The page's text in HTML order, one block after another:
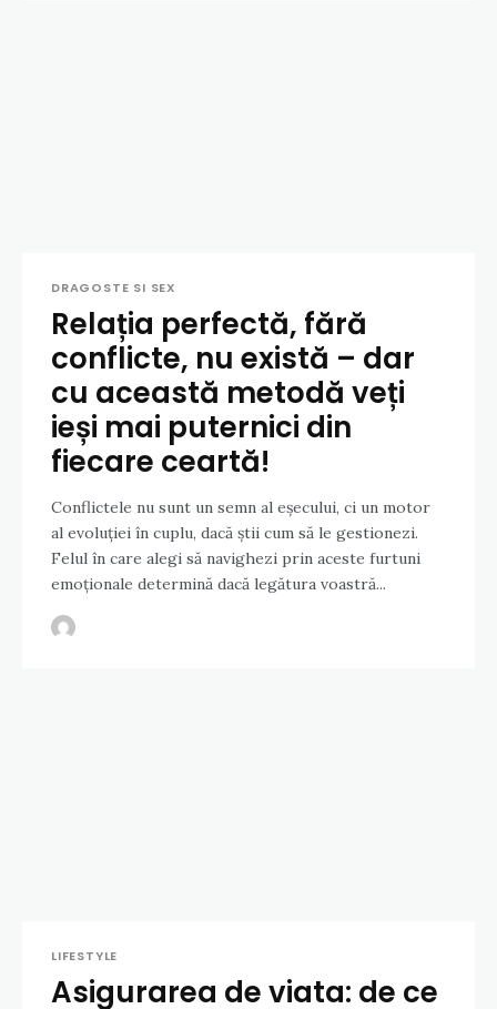
DRAGOSTE SI SEX
Relația perfectă, fără
conflicte, nu există – dar
cu această metodă veți
ieși mai puternici din
fiecare ceartă!
Conflictele nu sunt un semn al eșecului, ci un motor
al evoluției în cuplu, dacă știi cum să le gestionezi.
Felul în care alegi să navighezi prin aceste furtuni
emoționale determină dacă legătura voastră...
LIFESTYLE
Asigurarea de viata: de ce